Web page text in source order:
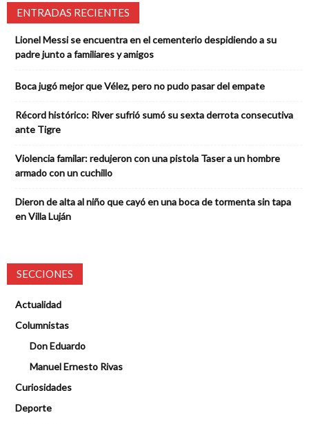
ENTRADAS RECIENTES
Lionel Messi se encuentra en el cementerio despidiendo a su
padre junto a familiares y amigos
Boca jugó mejor que Vélez, pero no pudo pasar del empate
Récord histórico: River sufrió sumó su sexta derrota consecutiva
ante Tigre
Violencia familar: redujeron con una pistola Taser a un hombre
armado con un cuchillo
Dieron de alta al niño que cayó en una boca de tormenta sin tapa
en Villa Luján
SECCIONES
Actualidad
Columnistas
Don Eduardo
Manuel Ernesto Rivas
Curiosidades
Deporte